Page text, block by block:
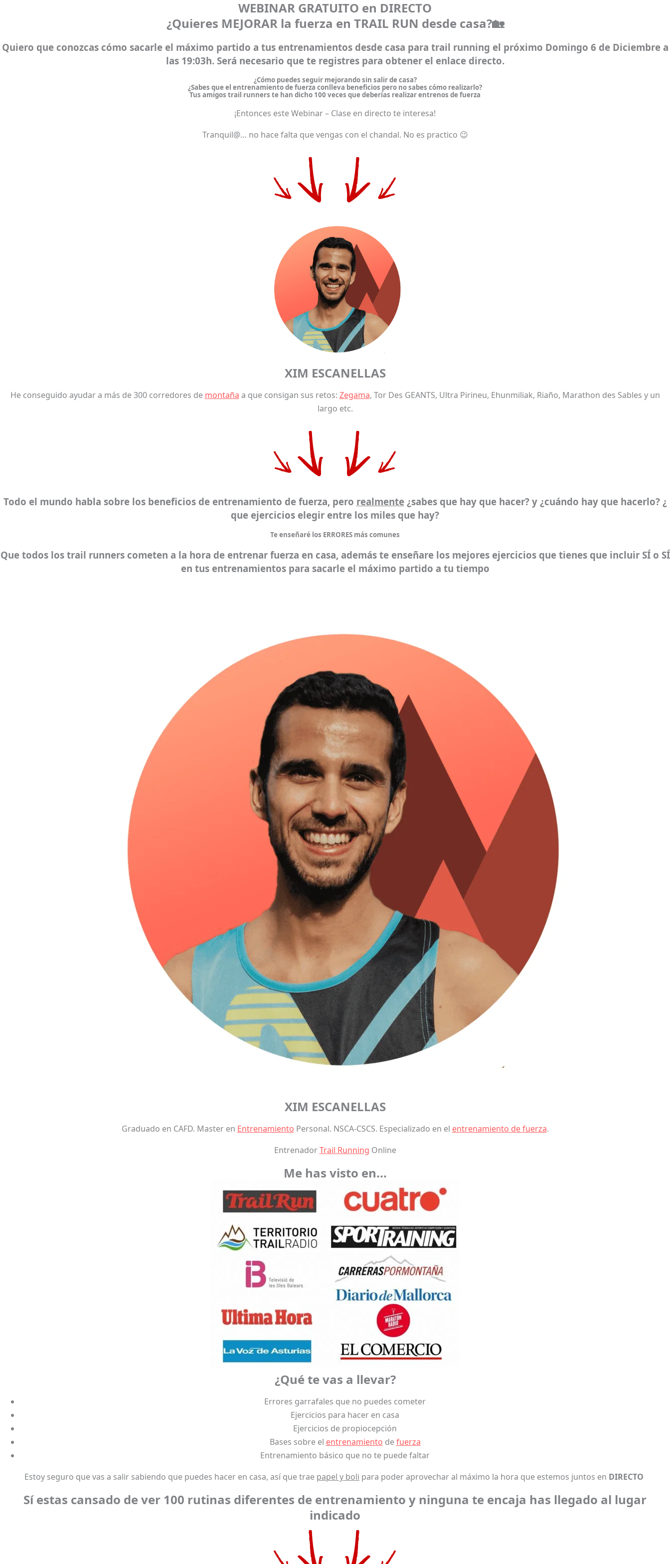
WEBINAR GRATUITO en DIRECTO
¿Quieres MEJORAR la fuerza en TRAIL RUN desde casa?🏡
Quiero que conozcas cómo sacarle el máximo partido a tus entrenamientos desde casa para trail running el próximo Domingo 6 de Diciembre a
las 19:03h. Será necesario que te registres para obtener el enlace directo.
¿Cómo puedes seguir mejorando sin salir de casa?
¿Sabes que el entrenamiento de fuerza conlleva beneficios pero no sabes cómo realizarlo?
Tus amigos trail runners te han dicho 100 veces que deberías realizar entrenos de fuerza
¡Entonces este Webinar – Clase en directo te interesa!
Tranquil@… no hace falta que vengas con el chandal. No es practico 😉
XIM ESCANELLAS
He conseguido ayudar a más de 300 corredores de montaña a que consigan sus retos: Zegama, Tor Des GEANTS, Ultra Pirineu, Ehunmiliak, Riaño, Marathon des Sables y un
largo etc.
Todo el mundo habla sobre los beneficios de entrenamiento de fuerza, pero realmente¿sabes que hay que hacer? y ¿cuándo hay que hacerlo? ¿
que ejercicios elegir entre los miles que hay?
Te enseñaré los ERRORES más comunes
Que todos los trail runners cometen a la hora de entrenar fuerza en casa, además te enseñare los mejores ejercicios que tienes que incluir SÍ o SÍ
en tus entrenamientos para sacarle el máximo partido a tu tiempo
XIM ESCANELLAS
Graduado en CAFD. Master en Entrenamiento Personal. NSCA-CSCS. Especializado en el entrenamiento de fuerza.
EntrenadorTrail Running Online
Me has visto en...
¿Qué te vas a llevar?
Errores garrafales que no puedes cometer
Ejercicios para hacer en casa
Ejercicios de propiocepción
Bases sobre el entrenamiento defuerza
Entrenamiento básico que no te puede faltar
Estoy seguro que vas a salir sabiendo que puedes hacer en casa, así que trae papel y boli para poder aprovechar al máximo la hora que estemos juntos en DIRECTO
Sí estas cansado de ver 100 rutinas diferentes de entrenamiento y ninguna te encaja has llegado al lugar
indicado